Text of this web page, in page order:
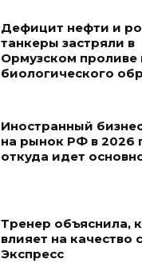
Дефицит нефти и
танкеры застряли в
Ормузском проливе
биологического
Иностранный
на рынок РФ в 2026
откуда идет
Тренер объяснила,
влияет на качество
Экспресс